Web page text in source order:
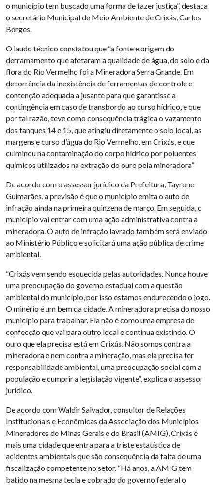
o município tem buscado uma forma de fazer justiça”, destaca
o secretário Municipal de Meio Ambiente de Crixás, Carlos
Borges.
O laudo técnico constatou que “a fonte e origem do
derramamento que afetaram a qualidade de água, do solo e da
flora do Rio Vermelho foi a Mineradora Serra Grande. Em
decorrência da inexistência de ferramentas de controle e
contenção adequada a jusante para que garantisse a
contingência em caso de transbordo ao curso hídrico, e que
por tal razão, teve como consequência trágica o vazamento
dos tanques 14 e 15, que atingiu diretamente o solo local, as
margens e curso d’água do Rio Vermelho, em Crixás, e que
culminou na contaminação do corpo hídrico por poluentes
químicos utilizados na extração do ouro pela mineradora”
De acordo com o assessor jurídico da Prefeitura, Tayrone
Guimarães, a previsão é que o município emita o auto de
infração ainda na primeira quinzena de março. Em seguida, o
município vai entrar com uma ação administrativa contra a
mineradora. O auto de infração lavrado também será enviado
ao Ministério Público e solicitará uma ação pública de crime
ambiental.
“Crixás vem sendo esquecida pelas autoridades. Nunca houve
uma preocupação do governo estadual com a questão
ambiental do município, por isso estamos endurecendo o jogo.
O minério é um bem da cidade. A mineradora precisa do nosso
município para trabalhar. Ela não é como uma empresa de
confecção que vai para outro local e continua existindo. O
ouro que ela precisa está em Crixás. Não somos contra a
mineradora e nem contra a mineração, mas ela precisa ter
responsabilidade ambiental, uma preocupação social com a
população e cumprir a legislação vigente”, explica o assessor
jurídico.
De acordo com Waldir Salvador, consultor de Relações
Institucionais e Econômicas da Associação dos Municípios
Mineradores de Minas Gerais e do Brasil (AMIG), Crixás é
mais uma cidade que entra para a triste estatística de
acidentes ambientais que são consequência da falta de uma
fiscalização competente no setor. “Há anos, a AMIG tem
batido na mesma tecla e cobrado do governo federal o